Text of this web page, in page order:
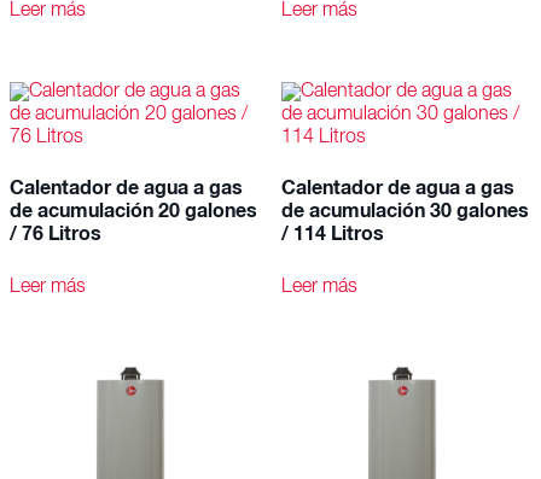
Leer más Leer más
Calentador de agua a gas
de acumulación 20 galones
/ 76 Litros
Leer más
Calentador de agua a gas
de acumulación 30 galones
/ 114 Litros
Leer más